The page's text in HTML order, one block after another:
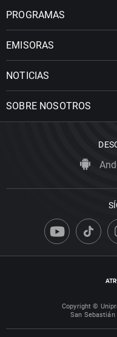
PROGRAMAS
EMISORAS
NOTICIAS
SOBRE NOSOTROS
Copyright ©
San Sebastián